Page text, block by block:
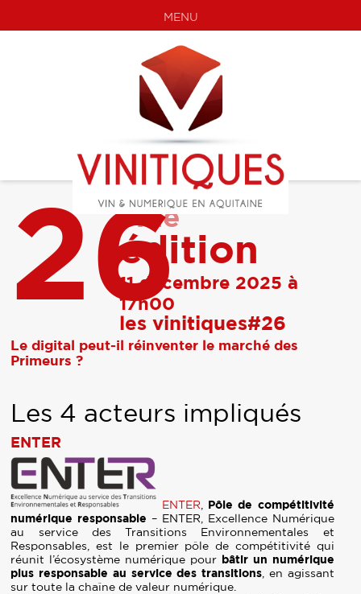
MENU
26
ème
édition
11 décembre 2025 à
17h00
les vinitiques#26
Le digital peut-il réinventer le marché des
Primeurs ?
Les 4 acteurs impliqués
ENTER
ENTER,
Pôle de compétitivité
numérique responsable – ENTER, Excellence Numérique
au service des Transitions Environnementales et
Responsables, est le premier pôle de compétitivité qui
réunit l’écosystème numérique pour
bâtir un numérique
plus responsable au service des transitions, en agissant
sur toute la chaîne de valeur numérique.